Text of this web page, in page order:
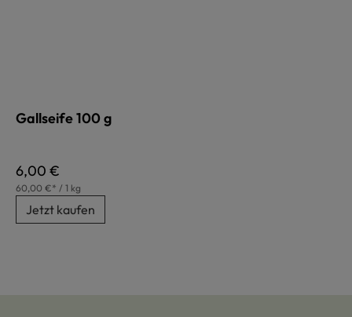
Gallseife 100 g
Regulärer Preis:
6,00 €
60,00 €* / 1 kg
Jetzt kaufen